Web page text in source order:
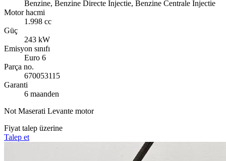
Benzine, Benzine Directe Injectie, Benzine Centrale Injectie
Motor hacmi
1.998 cc
Güç
243 kW
Emisyon sınıfı
Euro 6
Parça no.
670053115
Garanti
6 maanden
Not Maserati Levante motor
Fiyat talep üzerine
Talep et